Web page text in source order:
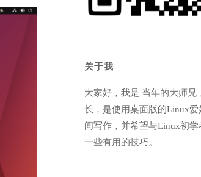
关于我
大家好，我是 当年的大师兄
长，是使用桌面版的Linux
间写作，并希望与Linux初
一些有用的技巧。